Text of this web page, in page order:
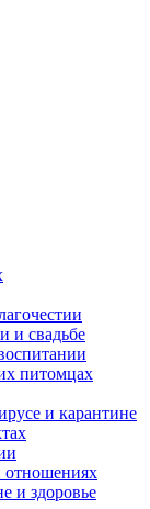
и свадьбе
питомцах
и карантине
и здоровье